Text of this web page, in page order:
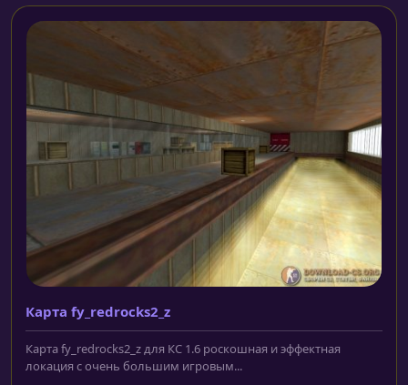
Карта fy_redrocks2_z
Карта fy_redrocks2_z для КС 1.6 роскошная и эффектная
локация с очень большим игровым...